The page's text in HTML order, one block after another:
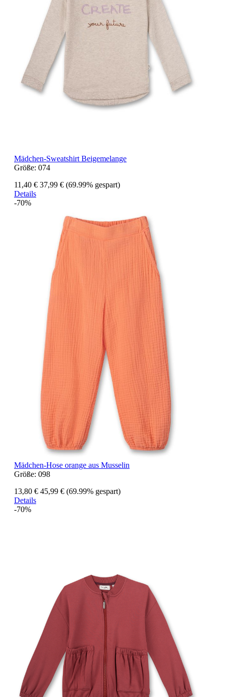
Mädchen-Sweatshirt Beigemelange
Größe: 074
11,40 € 37,99 € (69.99% gespart)
Details
-70%
Mädchen-Hose orange aus Musselin
Größe: 098
13,80 € 45,99 € (69.99% gespart)
Details
-70%